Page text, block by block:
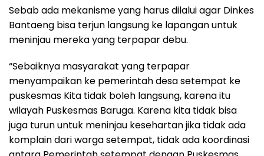
Sebab ada mekanisme yang harus dilalui agar Dinkes
Bantaeng bisa terjun langsung ke lapangan untuk
meninjau mereka yang terpapar debu.
“Sebaiknya masyarakat yang terpapar
menyampaikan ke pemerintah desa setempat ke
puskesmas Kita tidak boleh langsung, karena itu
wilayah Puskesmas Baruga. Karena kita tidak bisa
juga turun untuk meninjau kesehartan jika tidak ada
komplain dari warga setempat, tidak ada koordinasi